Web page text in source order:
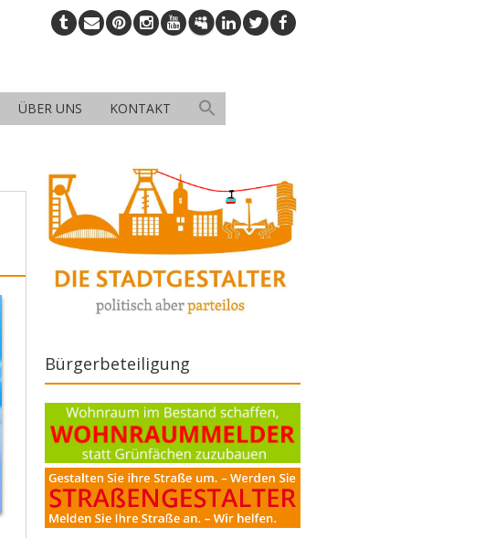
ÜBER UNS KONTAKT
Bürgerbeteiligung